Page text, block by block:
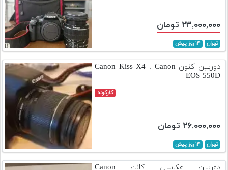
۲۳,۰۰۰,۰۰۰ تومان
تهران ۱۴ روز پیش
دوربین کنون Canon Kiss X4 . Canon
EOS 550D
کارکرده
۲۶,۰۰۰,۰۰۰ تومان
تهران ۱۴ روز پیش
دوربین عکاسی کانن Canon